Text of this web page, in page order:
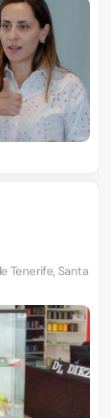
Tenerife, Santa